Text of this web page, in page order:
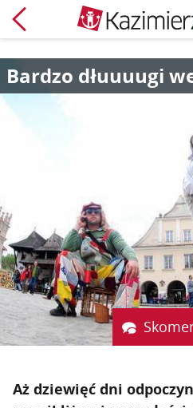
Bardzo dłuuuugi
Aż dziewięć dni